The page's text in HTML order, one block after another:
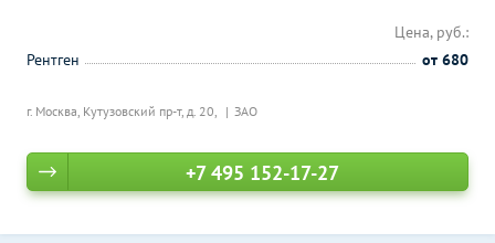
г. Москва, Кутузовский пр-т, д. 20, ЗАО
Цена, руб.:
Рентген
от 680
+7 495 152-17-27